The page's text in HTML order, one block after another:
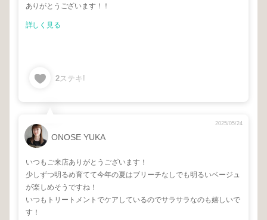
ありがとうございます！！
詳しく見る
2ステキ!
ONOSE YUKA
2025/05/24
いつもご来店ありがとうございます！
少しずつ明るめ育てて今年の夏はブリーチなしでも明るいベージュ
が楽しめそうですね！
いつもトリートメントでケアしているのでサラサラなのも嬉しいで
す！